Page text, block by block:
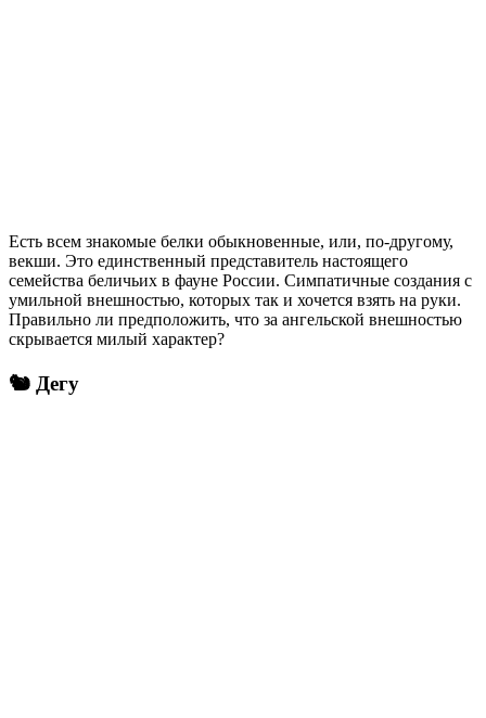
Есть всем знакомые белки обыкновенные, или, по-другому,
векши. Это единственный представитель настоящего
семейства беличьих в фауне России. Симпатичные создания с
умильной внешностью, которых так и хочется взять на руки.
Правильно ли предположить, что за ангельской внешностью
скрывается милый характер?
🐿️ Дегу